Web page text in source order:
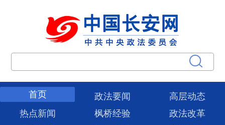
首页 政法要闻
高层动态
热点新闻
枫桥经验
政法改革